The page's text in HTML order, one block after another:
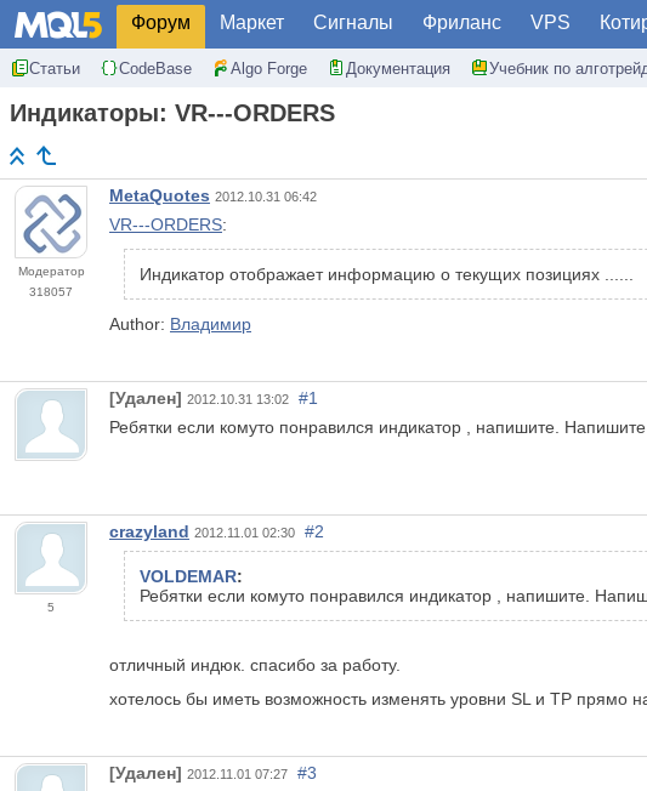
Форум Маркет Сигналы Фриланс VPS
Статьи CodeBase Algo Forge Документация Учебник по
Индикаторы: VR---ORDERS
Модератор
318057
MetaQuotes 2012.10.31 06:42
VR---ORDERS:
Индикатор отображает информацию о текущих позициях ......
Author: Владимир
[Удален] 2012.10.31 13:02
#1
Ребятки если комуто понравился индикатор , напишите.
5
crazyland 2012.11.01 02:30 #2
VOLDEMAR:
Ребятки если комуто понравился индикатор , напишите.
отличный индюк. спасибо за работу.
хотелось бы иметь возможность изменять уровни SL и TP прямо
[Удален] 2012.11.01 07:27 #3